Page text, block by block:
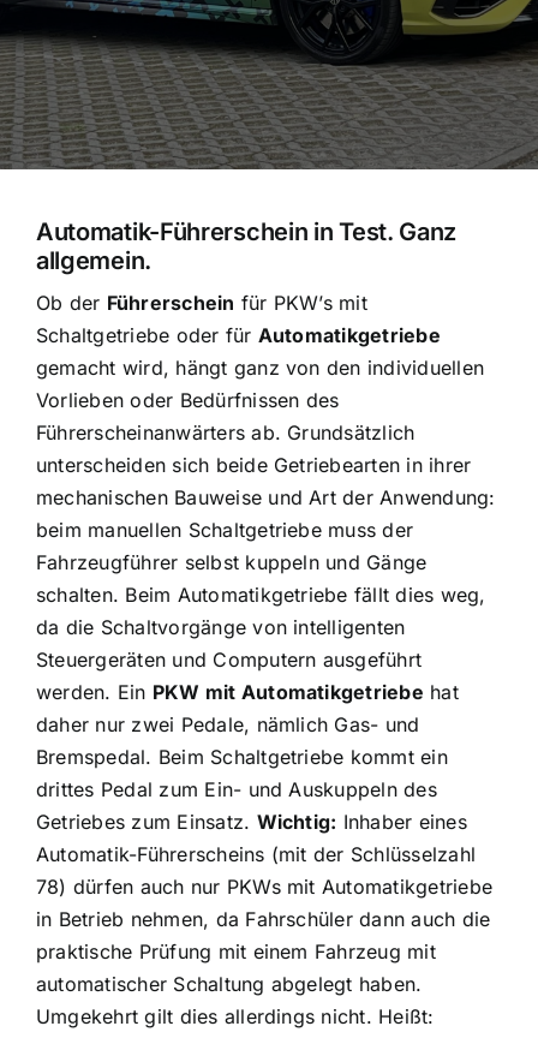
Automatik-Führerschein in Test. Ganz
allgemein.
Ob der Führerschein für PKW’s mit
Schaltgetriebe oder für Automatikgetriebe
gemacht wird, hängt ganz von den individuellen
Vorlieben oder Bedürfnissen des
Führerscheinanwärters ab. Grundsätzlich
unterscheiden sich beide Getriebearten in ihrer
mechanischen Bauweise und Art der Anwendung:
beim manuellen Schaltgetriebe muss der
Fahrzeugführer selbst kuppeln und Gänge
schalten. Beim Automatikgetriebe fällt dies weg,
da die Schaltvorgänge von intelligenten
Steuergeräten und Computern ausgeführt
werden. Ein PKW mit Automatikgetriebe hat
daher nur zwei Pedale, nämlich Gas- und
Bremspedal. Beim Schaltgetriebe kommt ein
drittes Pedal zum Ein- und Auskuppeln des
Getriebes zum Einsatz. Wichtig: Inhaber eines
Automatik-Führerscheins (mit der Schlüsselzahl
78) dürfen auch nur PKWs mit Automatikgetriebe
in Betrieb nehmen, da Fahrschüler dann auch die
praktische Prüfung mit einem Fahrzeug mit
automatischer Schaltung abgelegt haben.
Umgekehrt gilt dies allerdings nicht. Heißt: